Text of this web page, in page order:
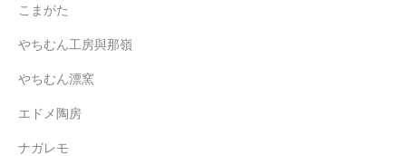
こまがた
やちむん工房與那嶺
やちむん漂窯
エドメ陶房
ナガレモ